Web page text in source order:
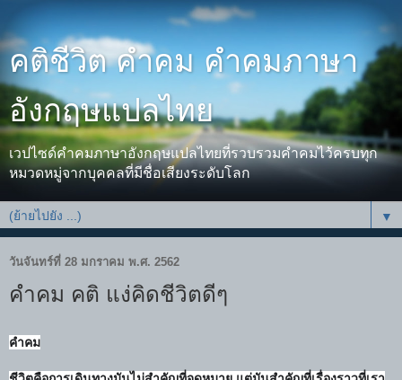
คติชีวิต คำคม คำคมภาษา
อังกฤษแปลไทย
เวปไซด์คำคมภาษาอังกฤษแปลไทยที่รวบรวมคำคมไว้ครบทุก
หมวดหมู่จากบุคคลที่มีชื่อเสียงระดับโลก
▼
วันจันทร์ที่ 28 มกราคม พ.ศ. 2562
คำคม คติ แง่คิดชีวิตดีๆ
คำคม